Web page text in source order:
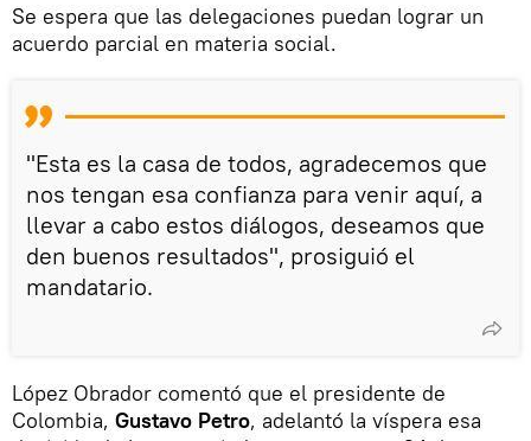
Se espera que las delegaciones puedan lograr un
acuerdo parcial en materia social.
"Esta es la casa de todos, agradecemos que
nos tengan esa confianza para venir aquí, a
llevar a cabo estos diálogos, deseamos que
den buenos resultados", prosiguió el
mandatario.
López Obrador comentó que el presidente de
Colombia, Gustavo Petro, adelantó la víspera esa